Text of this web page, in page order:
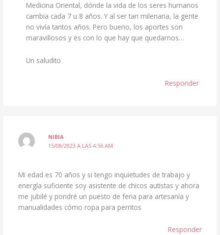
Medicina Oriental, dónde la vida de los seres humanos
cambia cada 7 u 8 años. Y al ser tan milenaria, la gente
no vivía tantos años. Pero bueno, los aportes son
maravillosos y es con lo que hay que quedarnos…
Un saludito
Responder
NIBIA
15/08/2023 A LAS 4:56 AM
Mi edad es 70 años y si tengo inquietudes de trabajo y
energía suficiente soy asistente de chicos autistas y ahora
me jubilé y pondré un puesto de feria para artesanía y
manualidades cómo ropa para perritos
Responder